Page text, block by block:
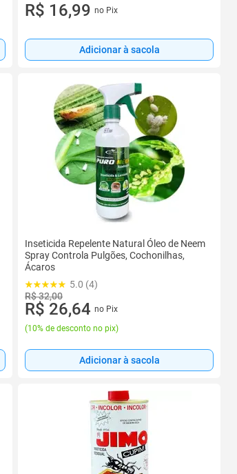
R$ 16,99 no Pix
Adicionar à sacola
Inseticida Repelente Natural Óleo de Neem
Spray Controla Pulgões, Cochonilhas,
Ácaros
5.0 (4)
R$ 32,00
R$ 26,64 no Pix
(10% de desconto no pix)
Adicionar à sacola